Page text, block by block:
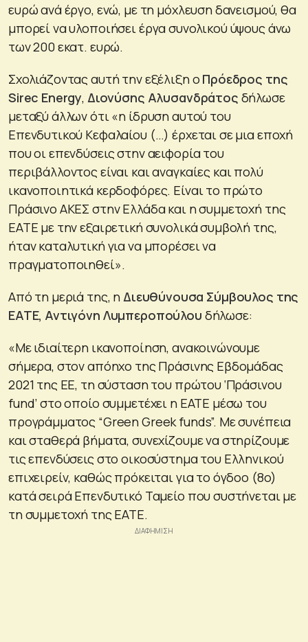
ευρώ ανά έργο, ενώ, με τη μόχλευση δανεισμού, θα
μπορεί να υλοποιήσει έργα συνολικού ύψους άνω
των 200 εκατ. ευρώ.
Σχολιάζοντας αυτή την εξέλιξη ο Πρόεδρος της
Sirec Energy, Διονύσης Αλυσανδράτος δήλωσε
μεταξύ άλλων ότι «η ίδρυση αυτού του
Επενδυτικού Κεφαλαίου (…) έρχεται σε μια εποχή
που οι επενδύσεις στην αειφορία του
περιβάλλοντος είναι και αναγκαίες και πολύ
ικανοποιητικά κερδοφόρες. Είναι το πρώτο
Πράσινο ΑΚΕΣ στην Ελλάδα και η συμμετοχή της
ΕΑΤΕ με την εξαιρετική συνολικά συμβολή της,
ήταν καταλυτική για να μπορέσει να
πραγματοποιηθεί».
Από τη μεριά της, η Διευθύνουσα Σύμβουλος της
ΕΑΤΕ, Αντιγόνη Λυμπεροπούλου δήλωσε:
«Με ιδιαίτερη ικανοποίηση, ανακοινώνουμε
σήμερα, στον απόηχο της Πράσινης Εβδομάδας
2021 της ΕΕ, τη σύσταση του πρώτου ‘Πράσινου
fund’ στο οποίο συμμετέχει η ΕΑΤΕ μέσω του
προγράμματος “Green Greek funds”. Με συνέπεια
και σταθερά βήματα, συνεχίζουμε να στηρίζουμε
τις επενδύσεις στο οικοσύστημα του Ελληνικού
επιχειρείν, καθώς πρόκειται για το όγδοο (8ο)
κατά σειρά Επενδυτικό Ταμείο που συστήνεται με
τη συμμετοχή της ΕΑΤΕ.